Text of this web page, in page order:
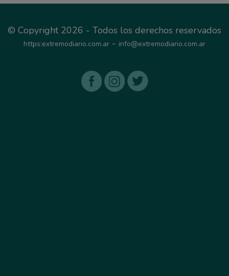
© Copyright 2026 - Todos los derechos reservados
https:extremodiario.com.ar - info@extremodiario.com.ar